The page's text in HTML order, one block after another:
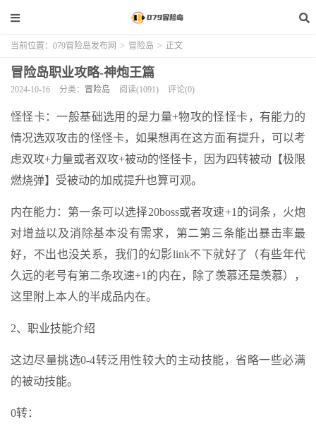
当前位置： 079冒险岛发布网 > 冒险岛 > 正文
冒险岛职业攻略-神炮王篇
2024-10-16 分类： 冒险岛 阅读(1091) 评论(0)
怪怪卡：一般基础选用的是力量+物攻的怪怪卡，有能力的
情况选双攻击的怪怪卡，如果想再在这方面有提升，可以考
虑双攻+力量或者双攻+被动的怪怪卡，因为四转被动【极限
燃烧弹】受被动的加成提升也算可观。
内在能力：第一条可以选择20boss或者攻速+1的词条，火炮
对增益以及消除基本没有需求，第二第三条能出暴击率最
好，不出也没关系，我们的幻影link不下就好了（有些年代
久远的老号有第二条攻速+1的内在，除了羡慕还是羡慕），
这里附上本人的半成品内在。
2、职业技能介绍
这边尽量挑选0-4转泛用性较大的主动技能，省略一些必满
的被动技能。
0转：